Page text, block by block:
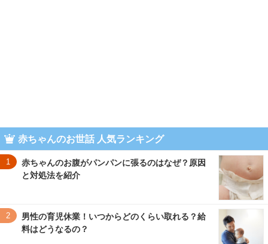
赤ちゃんのお世話 人気ランキング
1
赤ちゃんのお腹がパンパンに張るのはなぜ？原因
と対処法を紹介
2
男性の育児休業！いつからどのくらい取れる？給
料はどうなるの？